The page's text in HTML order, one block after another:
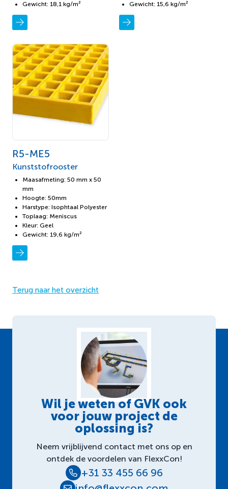
Gewicht: 18,1 kg/m²
Gewicht: 15,6 kg/m²
R5-ME5
Kunststofrooster
Maasafmeting: 50 mm x 50
mm
Hoogte: 50mm
Harstype: Isophtaal Polyester
Toplaag: Meniscus
Kleur: Geel
Gewicht: 19,6 kg/m²
Terug naar het overzicht
Wil je weten of GVK ook
voor jouw project de
oplossing is?
Neem vrijblijvend contact met ons op en
ontdek de voordelen van FlexxCon!
+31 33 455 66 96